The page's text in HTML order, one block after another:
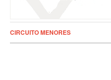
CIRCUITO MENORES